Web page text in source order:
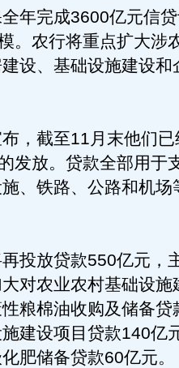
完成3600亿元信贷
。农行将重点扩大涉
设、基础设施建设和
截至11月末他们已
发放。贷款全部用于
、铁路、公路和机场
放贷款550亿元，
对农业农村基础设施
粮棉油收购及储备贷
建设项目贷款140亿
肥储备贷款60亿元。